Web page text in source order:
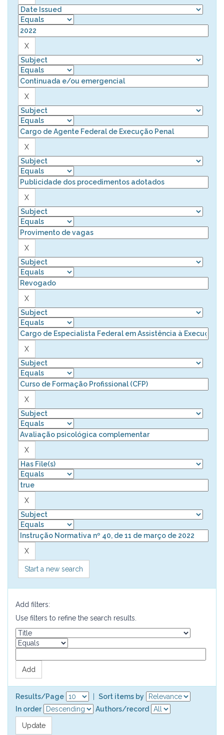
Start a new search
Add filters:
Use filters to refine the search results.
Results/Page
Sort items by
In order
Authors/record